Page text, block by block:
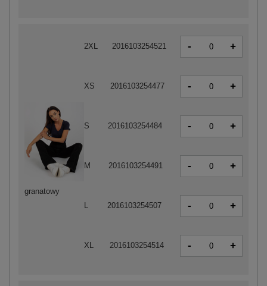
granatowy
2XL 2016103254521 - +
XS 2016103254477 - +
S 2016103254484 - +
M 2016103254491 - +
L 2016103254507 - +
XL 2016103254514 - +